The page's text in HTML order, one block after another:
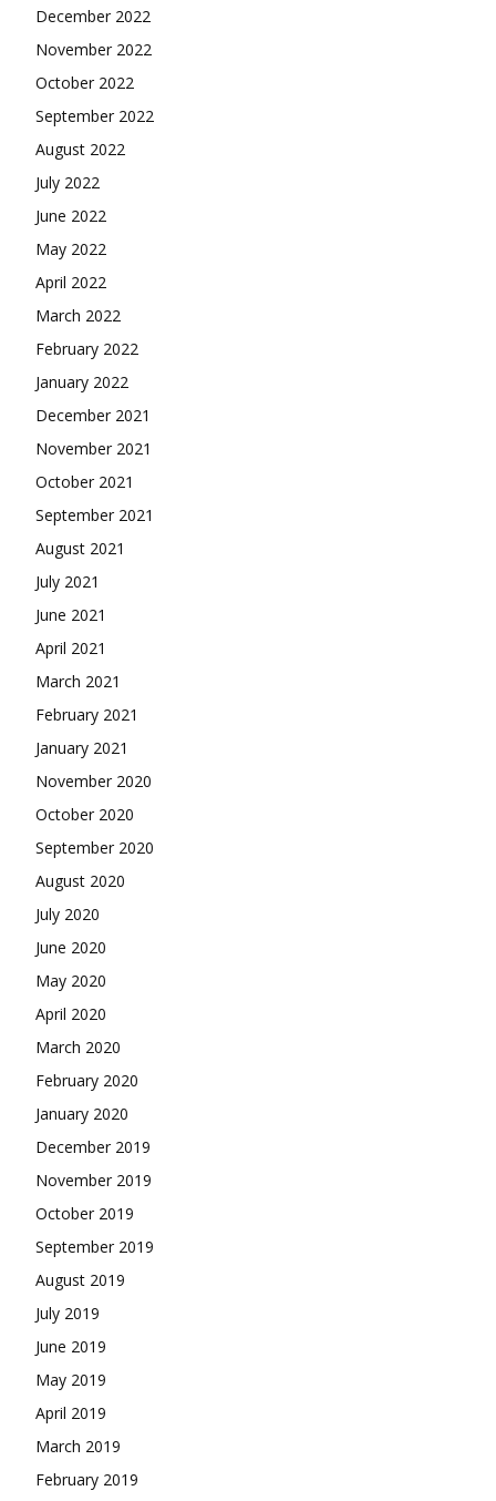
December 2022
November 2022
October 2022
September 2022
August 2022
July 2022
June 2022
May 2022
April 2022
March 2022
February 2022
January 2022
December 2021
November 2021
October 2021
September 2021
August 2021
July 2021
June 2021
April 2021
March 2021
February 2021
January 2021
November 2020
October 2020
September 2020
August 2020
July 2020
June 2020
May 2020
April 2020
March 2020
February 2020
January 2020
December 2019
November 2019
October 2019
September 2019
August 2019
July 2019
June 2019
May 2019
April 2019
March 2019
February 2019